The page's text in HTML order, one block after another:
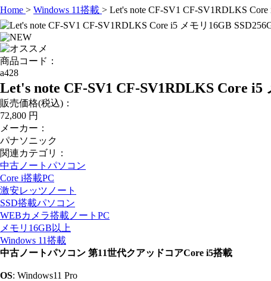
Home > Windows 11搭載 > Let's note CF-SV1 CF-SV1RDLKS
商品コード：
a428
Let's note CF-SV1 CF-SV1RDLKS Core i5
販売価格(税込)：
72,800 円
メーカー：
パナソニック
関連カテゴリ：
中古ノートパソコン
Core i搭載PC
激安レッツノート
SSD搭載パソコン
WEBカメラ搭載ノートPC
メモリ16GB以上
Windows 11搭載
中古ノートパソコン 第11世代クアッドコアCore i5搭載
OS: Windows11 Pro